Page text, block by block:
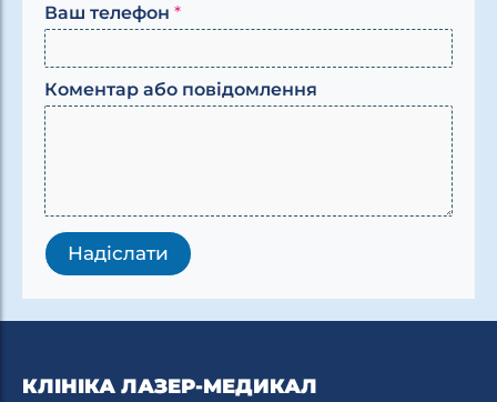
К
о
м
е
н
т
а
р
а
б
о
Ваш телефон *
Коментар або повідомлення
Надіслати
КЛІНІКА ЛАЗЕР-МЕДИКАЛ